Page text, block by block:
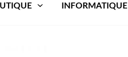
INFORMATIQUE